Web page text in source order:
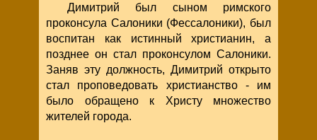
Димитрий был сыном римского
проконсула Салоники (Фессалоники), был
воспитан как истинный христианин, а
позднее он стал проконсулом Салоники.
Заняв эту должность, Димитрий открыто
стал проповедовать христианство - им
было обращено к Христу множество
жителей города.